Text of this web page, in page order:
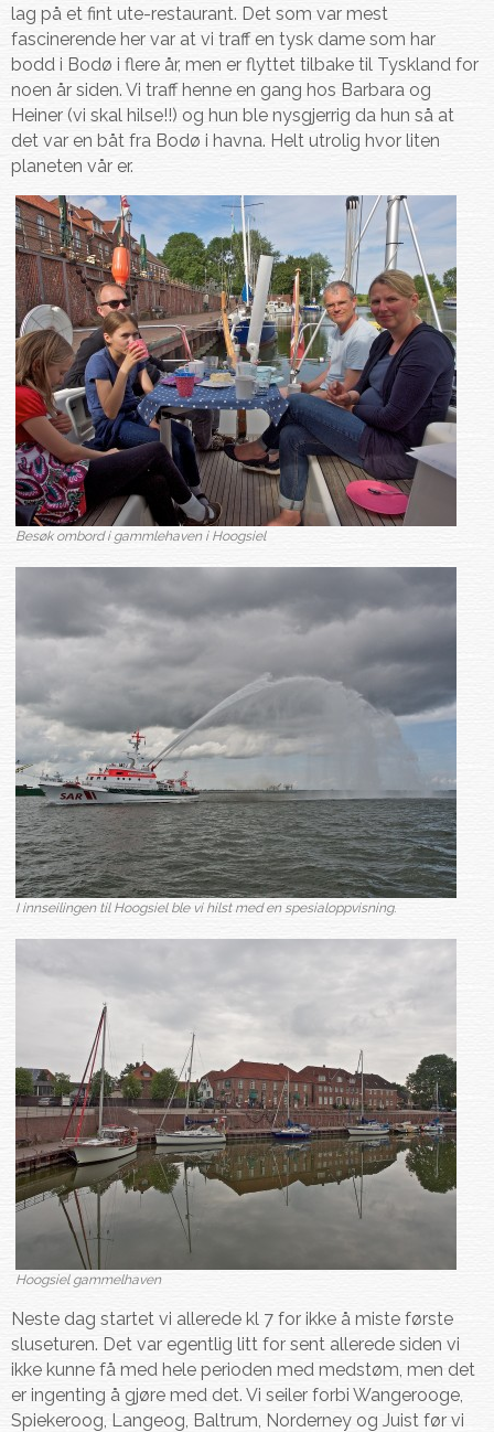
lag på et fint ute-restaurant. Det som var mest
fascinerende her var at vi traff en tysk dame som har
bodd i Bodø i flere år, men er flyttet tilbake til Tyskland for
noen år siden. Vi traff henne en gang hos Barbara og
Heiner (vi skal hilse!!) og hun ble nysgjerrig da hun så at
det var en båt fra Bodø i havna. Helt utrolig hvor liten
planeten vår er.
Besøk ombord i gammlehaven i Hoogsiel
I innseilingen til Hoogsiel ble vi hilst med en spesialoppvisning.
Hoogsiel gammelhaven
Neste dag startet vi allerede kl 7 for ikke å miste første
sluseturen. Det var egentlig litt for sent allerede siden vi
ikke kunne få med hele perioden med medstøm, men det
er ingenting å gjøre med det. Vi seiler forbi Wangerooge,
Spiekeroog, Langeog, Baltrum, Norderney og Juist før vi